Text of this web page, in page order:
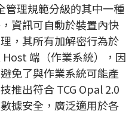
管理規範分級的其中一種
資訊可自動於裝置內快
，其所有加解密行為於
端（作業系統），因
免了與作業系統可能產
推出符合 TCG Opal 2.0
據安全，廣泛適用於各